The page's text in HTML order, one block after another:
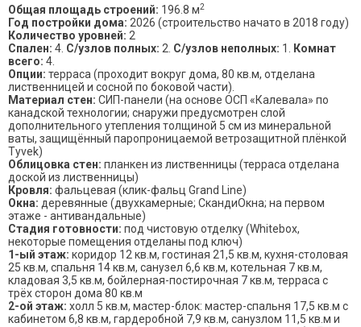
Общая площадь строений: 196.8 м2
Год постройки дома: 2026 (строительство начато в 2018 году)
Количество уровней: 2
Спален: 4. С/узлов полных: 2. С/узлов неполных: 1.
Комнат
всего: 4.
Опции: терраса (проходит вокруг дома, 80 кв.м, отделана
лиственницей и сосной по боковой части).
Материал стен: СИП-панели (на основе ОСП «Калевала» по
канадской технологии; снаружи предусмотрен слой
дополнительного утепления толщиной 5 см из минеральной
ваты, защищённый паропроницаемой ветрозащитной плёнкой
Tyvek)
Облицовка стен: планкен из лиственницы (терраса отделана
доской из лиственницы)
Кровля: фальцевая (клик-фальц Grand Line)
Окна: деревянные (двухкамерные; СкандиОкна; на первом
этаже - антивандальные)
Стадия готовности: под чистовую отделку (Whitebox,
некоторые помещения отделаны под ключ)
1-ый этаж: коридор 12 кв.м, гостиная 21,5 кв.м, кухня-столовая
25 кв.м, спальня 14 кв.м, санузел 6,6 кв.м, котельная 7 кв.м,
кладовая 3,5 кв.м, бойлерная-постирочная 7 кв.м, терраса с
трёх сторон дома 80 кв.м
2-ой этаж: холл 5 кв.м, мастер-блок: мастер-спальня 17,5 кв.м с
кабинетом 6,8 кв.м, гардеробной 7,9 кв.м, санузлом 11,5 кв.м и